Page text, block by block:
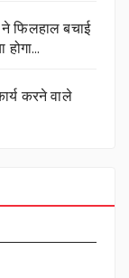
फिलहाल बचाई
होगा…
करने वाले